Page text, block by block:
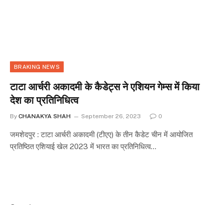
BRAKING NEWS
टाटा आर्चरी अकादमी के कैडेट्स ने एशियन गेम्स में किया
देश का प्रतिनिधित्व
By CHANAKYA SHAH September 26, 2023 0
जमशेदपुर : टाटा आर्चरी अकादमी (टीएए) के तीन कैडेट चीन में आयोजित
प्रतिष्ठित एशियाई खेल 2023 में भारत का प्रतिनिधित्व…